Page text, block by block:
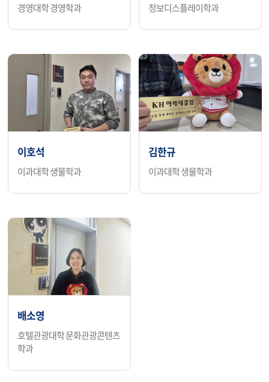
경영대학 경영학과 정보디스플레이학과
이호석
이과대학 생물학과
김한규
이과대학 생물학과
배소영
호텔관광대학 문화관광콘텐츠
학과